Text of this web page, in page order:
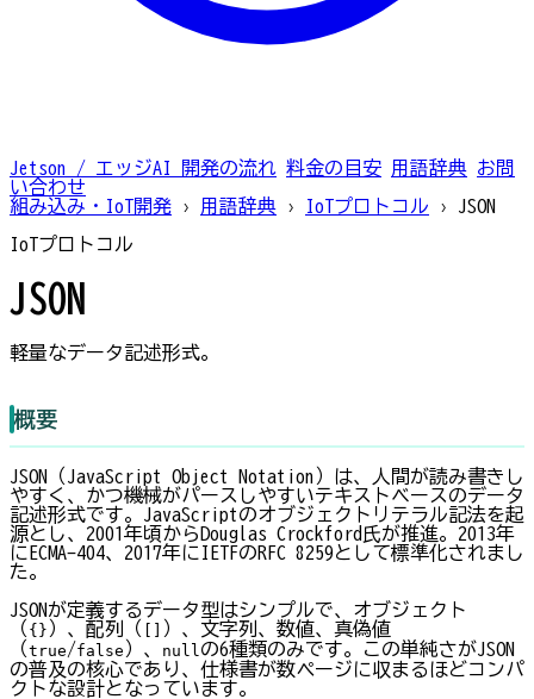
Jetson / エッジAI 開発の流れ 料金の目安 用語辞典 お問
い合わせ
組み込み・IoT開発
› 用語辞典 › IoTプロトコル ›
JSON
IoTプロトコル
JSON
軽量なデータ記述形式。
概要
JSON（JavaScript Object Notation）は、人間が読み書きし
やすく、かつ機械がパースしやすいテキストベースのデータ
記述形式です。JavaScriptのオブジェクトリテラル記法を起
源とし、2001年頃からDouglas Crockford氏が推進。2013年
にECMA-404、2017年にIETFのRFC 8259として標準化されまし
た。
JSONが定義するデータ型はシンプルで、オブジェクト
（ {} ）、配列（ [] ）、文字列、数値、真偽値
（true /false ）、 null の6種類のみです。この単純さがJSON
の普及の核心であり、仕様書が数ページに収まるほどコンパ
クトな設計となっています。